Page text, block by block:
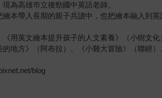
為高雄巿立後勁國中英語老師。
本帶入長期的親子共讀中，也把繪本融入到英
用英文繪本提升孩子的人文素養》（小樹文
方》（阿布拉）、《小雞大冒險》（聯經）
blog